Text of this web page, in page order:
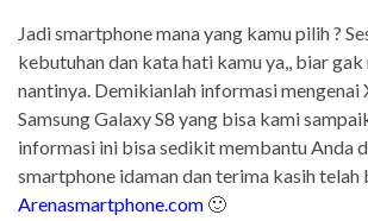
Jadi smartphone mana yang kamu pilih ?
kebutuhan dan kata hati kamu ya,, biar gak
nantinya. Demikianlah informasi mengenai
Samsung Galaxy S8 yang bisa kami
informasi ini bisa sedikit membantu Anda
smartphone idaman dan terima kasih telah
Arenasmartphone.com 🙂